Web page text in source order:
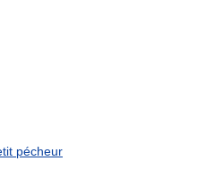
pécheur